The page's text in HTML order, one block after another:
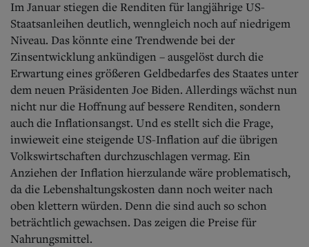
Start
Wer wir sind
Aktuelle Ausgabe
Abonnenten-Login
Abonnent werden
Abo Prämien
Archiv
Mediadaten
Bücher
Kontakt
Impressum
Datenschutz
Im Januar stiegen die Renditen für langjährige US-
Staatsanleihen deutlich, wenngleich noch auf niedrigem
Niveau. Das könnte eine Trendwende bei der
Zinsentwicklung ankündigen – ausgelöst durch die
Erwartung eines größeren Geldbedarfes des Staates unter
dem neuen Präsidenten Joe Biden. Allerdings wächst nun
nicht nur die Hoffnung auf bessere Renditen, sondern
auch die Inflationsangst. Und es stellt sich die Frage,
inwieweit eine steigende US-Inflation auf die übrigen
Volkswirtschaften durchzuschlagen vermag. Ein
Anziehen der Inflation hierzulande wäre problematisch,
da die Lebenshaltungskosten dann noch weiter nach
oben klettern würden. Denn die sind auch so schon
beträchtlich gewachsen. Das zeigen die Preise für
Nahrungsmittel.